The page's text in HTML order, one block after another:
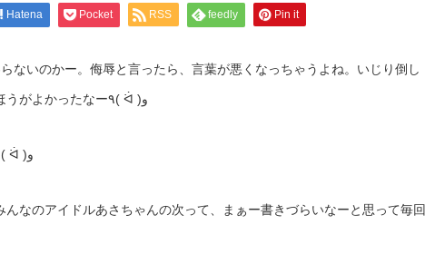
Hatena Pocket RSS feedly Pin it
ないのかー。侮辱と言ったら、言葉が悪くなっちゃうよね。いじり倒し
てるって言ってもらったほうがよかったなー٩( ᐛ )و
どーも、ぶーちゃんです٩( ᐛ )و
んなのアイドルあさちゃんの次って、まぁー書きづらいなーと思って毎回